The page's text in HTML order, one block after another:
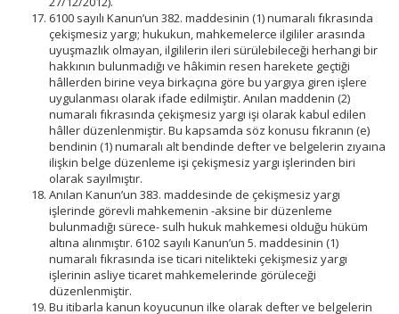
6100 sayılı Kanun’un 382. maddesinin (1) numaralı fıkrasında
çekişmesiz yargı; hukukun, mahkemelerce ilgililer arasında
uyuşmazlık olmayan, ilgililerin ileri sürülebileceği herhangi bir
hakkının bulunmadığı ve hâkimin resen harekete geçtiği
hâllerden birine veya birkaçına göre bu yargıya giren işlere
uygulanması olarak ifade edilmiştir. Anılan maddenin (2)
numaralı fıkrasında çekişmesiz yargı işi olarak kabul edilen
hâller düzenlenmiştir. Bu kapsamda söz konusu fıkranın (e)
bendinin (1) numaralı alt bendinde defter ve belgelerin zıyaına
ilişkin belge düzenleme işi çekişmesiz yargı işlerinden biri
olarak sayılmıştır.
Anılan Kanun’un 383. maddesinde de çekişmesiz yargı
işlerinde görevli mahkemenin -aksine bir düzenleme
bulunmadığı sürece- sulh hukuk mahkemesi olduğu hüküm
altına alınmıştır. 6102 sayılı Kanun’un 5. maddesinin (1)
numaralı fıkrasında ise ticari nitelikteki çekişmesiz yargı
işlerinin asliye ticaret mahkemelerinde görüleceği
düzenlenmiştir.
Bu itibarla kanun koyucunun ilke olarak defter ve belgelerin